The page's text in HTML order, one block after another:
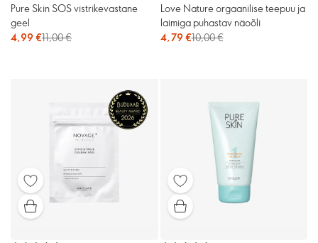
Pure Skin SOS vistrikevastane
geel
4,99 €11,00 €
Love Nature orgaanilise teepuu ja
laimiga puhastav näoõli
4,79 €10,00 €